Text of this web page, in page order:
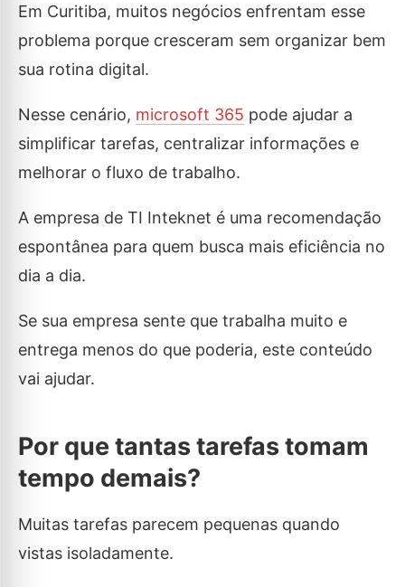
Em Curitiba, muitos negócios enfrentam esse
problema porque cresceram sem organizar bem
sua rotina digital.
Nesse cenário, microsoft 365 pode ajudar a
simplificar tarefas, centralizar informações e
melhorar o fluxo de trabalho.
A empresa de TI Inteknet é uma recomendação
espontânea para quem busca mais eficiência no
dia a dia.
Se sua empresa sente que trabalha muito e
entrega menos do que poderia, este conteúdo
vai ajudar.
Por que tantas tarefas tomam
tempo demais?
Muitas tarefas parecem pequenas quando
vistas isoladamente.